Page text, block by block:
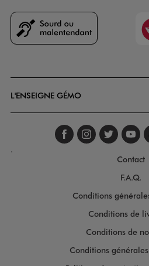
L'ENSEIGNE GÉMO
Suivez-
.
Contact
F.A.Q.
Conditions
Conditions de
Conditions de
Conditions